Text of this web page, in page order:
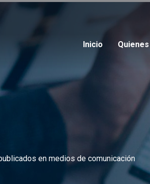
Inicio
en medios de comunicación